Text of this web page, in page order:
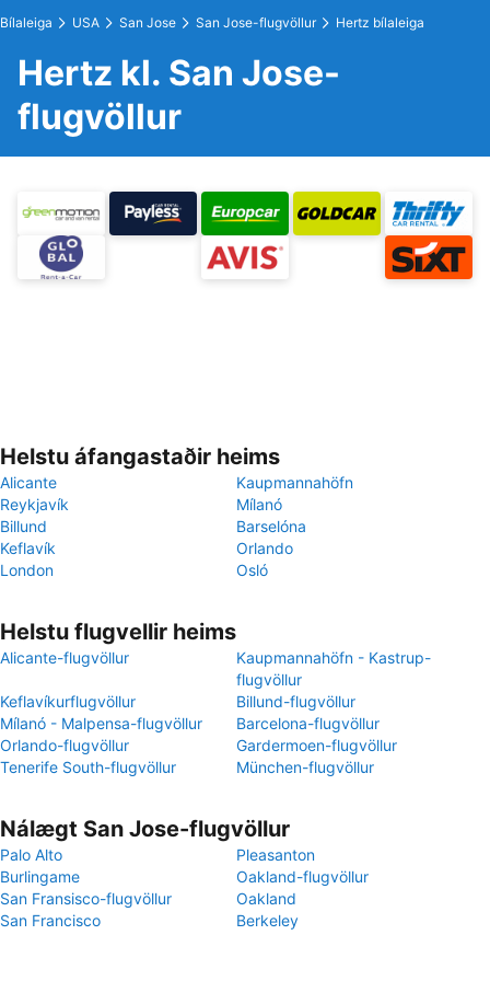
Bílaleiga USA San Jose San Jose-flugvöllur Hertz bílaleiga
Hertz kl. San Jose-
flugvöllur
Helstu áfangastaðir heims
Alicante
Kaupmannahöfn
Reykjavík
Mílanó
Billund
Barselóna
Keflavík
Orlando
London
Osló
Helstu flugvellir heims
Alicante-flugvöllur
Kaupmannahöfn - Kastrup-
flugvöllur
Keflavíkurflugvöllur
Billund-flugvöllur
Mílanó - Malpensa-flugvöllur
Barcelona-flugvöllur
Orlando-flugvöllur
Gardermoen-flugvöllur
Tenerife South-flugvöllur
München-flugvöllur
Nálægt San Jose-flugvöllur
Palo Alto
Pleasanton
Burlingame
Oakland-flugvöllur
San Fransisco-flugvöllur
Oakland
San Francisco
Berkeley